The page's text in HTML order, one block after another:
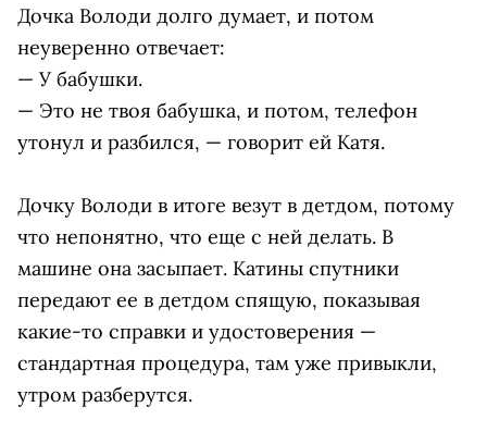
Дочка Володи долго думает, и потом
неуверенно отвечает:
— У бабушки.
— Это не твоя бабушка, и потом, телефон
утонул и разбился, — говорит ей Катя.
Дочку Володи в итоге везут в детдом, потому
что непонятно, что еще с ней делать. В
машине она засыпает. Катины спутники
передают ее в детдом спящую, показывая
какие-то справки и удостоверения —
стандартная процедура, там уже привыкли,
утром разберутся.